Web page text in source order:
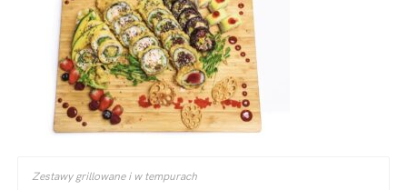
Zestawy grillowane i w tempurach